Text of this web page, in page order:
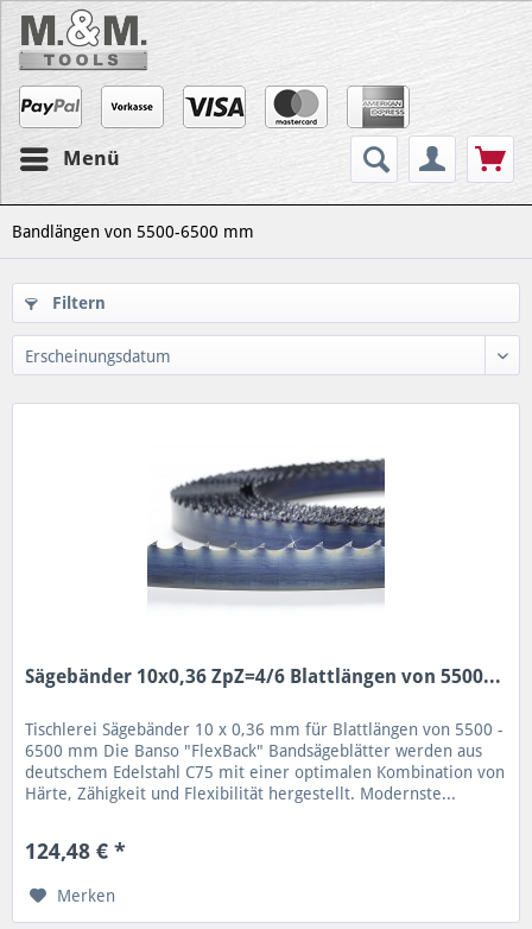
Menü
Bandlängen von 5500-6500 mm
Filtern
Sägebänder 10x0,36 ZpZ=4/6 Blattlängen von 5500...
Tischlerei Sägebänder 10 x 0,36 mm für Blattlängen von 5500 -
6500 mm Die Banso "FlexBack" Bandsägeblätter werden aus
deutschem Edelstahl C75 mit einer optimalen Kombination von
Härte, Zähigkeit und Flexibilität hergestellt. Modernste...
124,48 € *
Merken